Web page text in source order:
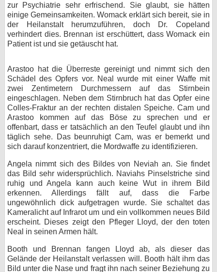
zur Psychiatrie sehr erfrischend. Sie glaubt, sie hätten
einige Gemeinsamkeiten. Womack erklärt sich bereit, sie in
der Heilanstalt herumzuführen, doch Dr. Copeland
verhindert dies. Brennan ist erschüttert, dass Womack ein
Patient ist und sie getäuscht hat.
Arastoo hat die Überreste gereinigt und nimmt sich den
Schädel des Opfers vor. Neal wurde mit einer Waffe mit
zwei Zentimetern Durchmessern auf das Stirnbein
eingeschlagen. Neben dem Stirnbruch hat das Opfer eine
Colles-Fraktur an der rechten distalen Speiche. Cam und
Arastoo kommen auf das Böse zu sprechen und er
offenbart, dass er tatsächlich an den Teufel glaubt und ihn
täglich sehe. Das beunruhigt Cam, was er bemerkt und
sich darauf konzentriert, die Mordwaffe zu identifizieren.
Angela nimmt sich des Bildes von Neviah an. Sie findet
das Bild sehr widersprüchlich. Naviahs Pinselstriche sind
ruhig und Angela kann auch keine Wut in ihrem Bild
erkennen. Allerdings fällt auf, dass die Farbe
ungewöhnlich dick aufgetragen wurde. Sie schaltet das
Kameralicht auf Infrarot um und ein vollkommen neues Bild
erscheint. Dieses zeigt den Pfleger Lloyd, der den toten
Neal in seinen Armen hält.
Booth und Brennan fangen Lloyd ab, als dieser das
Gelände der Heilanstalt verlassen will. Booth hält ihm das
Bild unter die Nase und fragt ihn nach seiner Beziehung zu